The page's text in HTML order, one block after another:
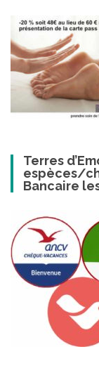
Terres
espèces/
Bancaire